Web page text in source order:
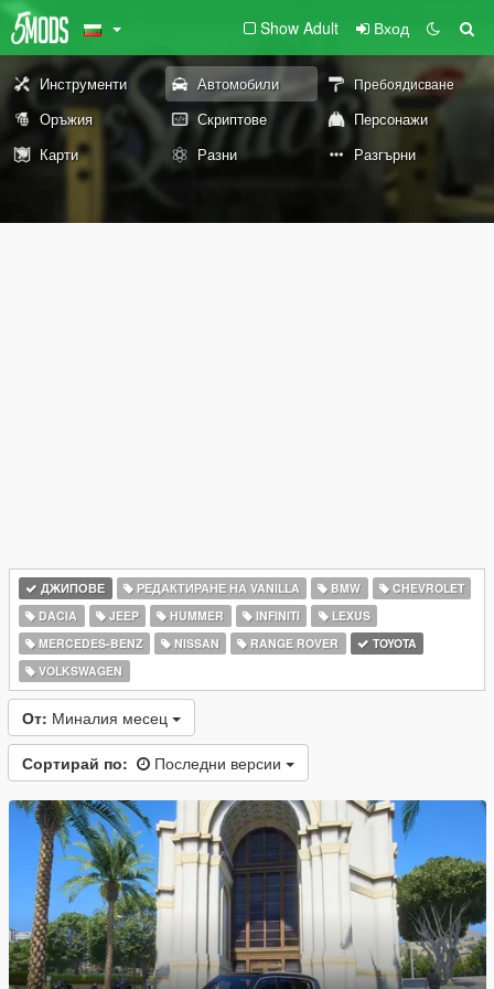
Show Adult Вход
Инструменти Автомобили Пребоядисване
Оръжия Скриптове
Персонажи
Карти
Разни Разгърни
ДЖИПОВЕ РЕДАКТИРАНЕ НА VANILLA BMW
CHEVROLET
DACIA
JEEP HUMMER INFINITI
LEXUS
MERCEDES-BENZ
NISSAN RANGE ROVER
TOYOTA
VOLKSWAGEN
От: Миналия месец
Сортирай по: Последни версии